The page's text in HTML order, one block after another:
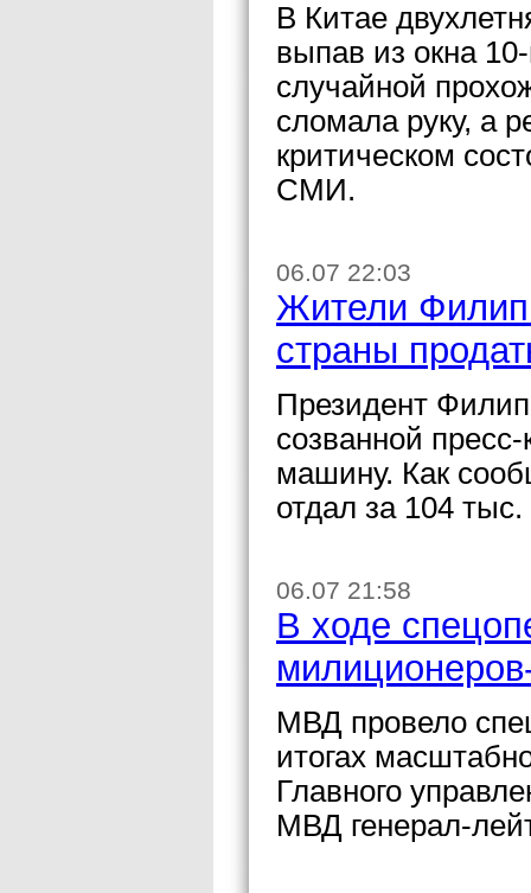
В Китае
выпав из окна
случайной
сломала руку, а
критическом
СМИ.
06.07 22:03
Жители
страны
Президент
созванной
машину. Как
отдал за 104
06.07 21:58
В ходе
МВД провело
итогах
Главного
МВД генерал-